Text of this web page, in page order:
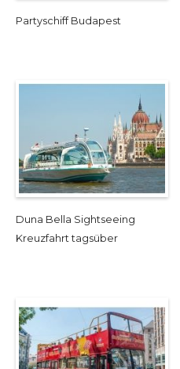
Partyschiff Budapest
Duna Bella Sightseeing
Kreuzfahrt tagsüber